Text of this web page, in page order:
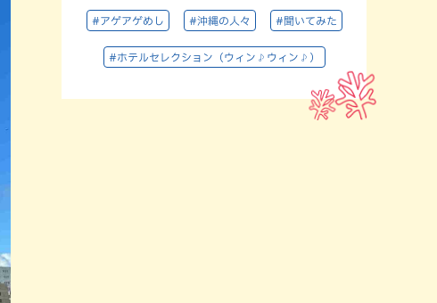
#アゲアゲめし #沖縄の人々 #聞いてみた
#ホテルセレクション（ウィン♪ウィン♪）